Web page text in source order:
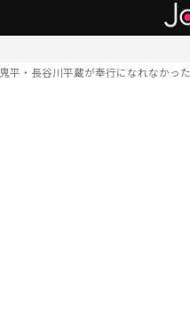
鬼平・長谷川平蔵が奉行になれなかっ